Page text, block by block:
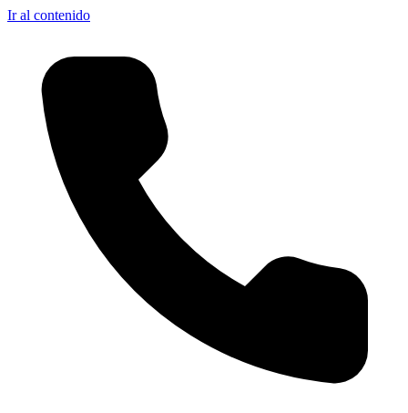
Ir al contenido